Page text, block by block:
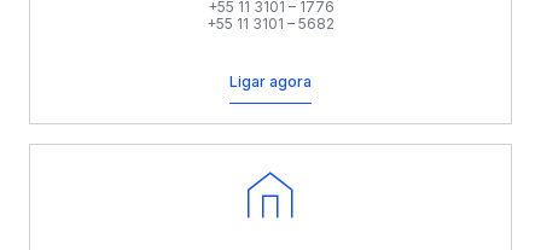
+55 11 3101 – 1776
+55 11 3101 – 5682
Ligar agora